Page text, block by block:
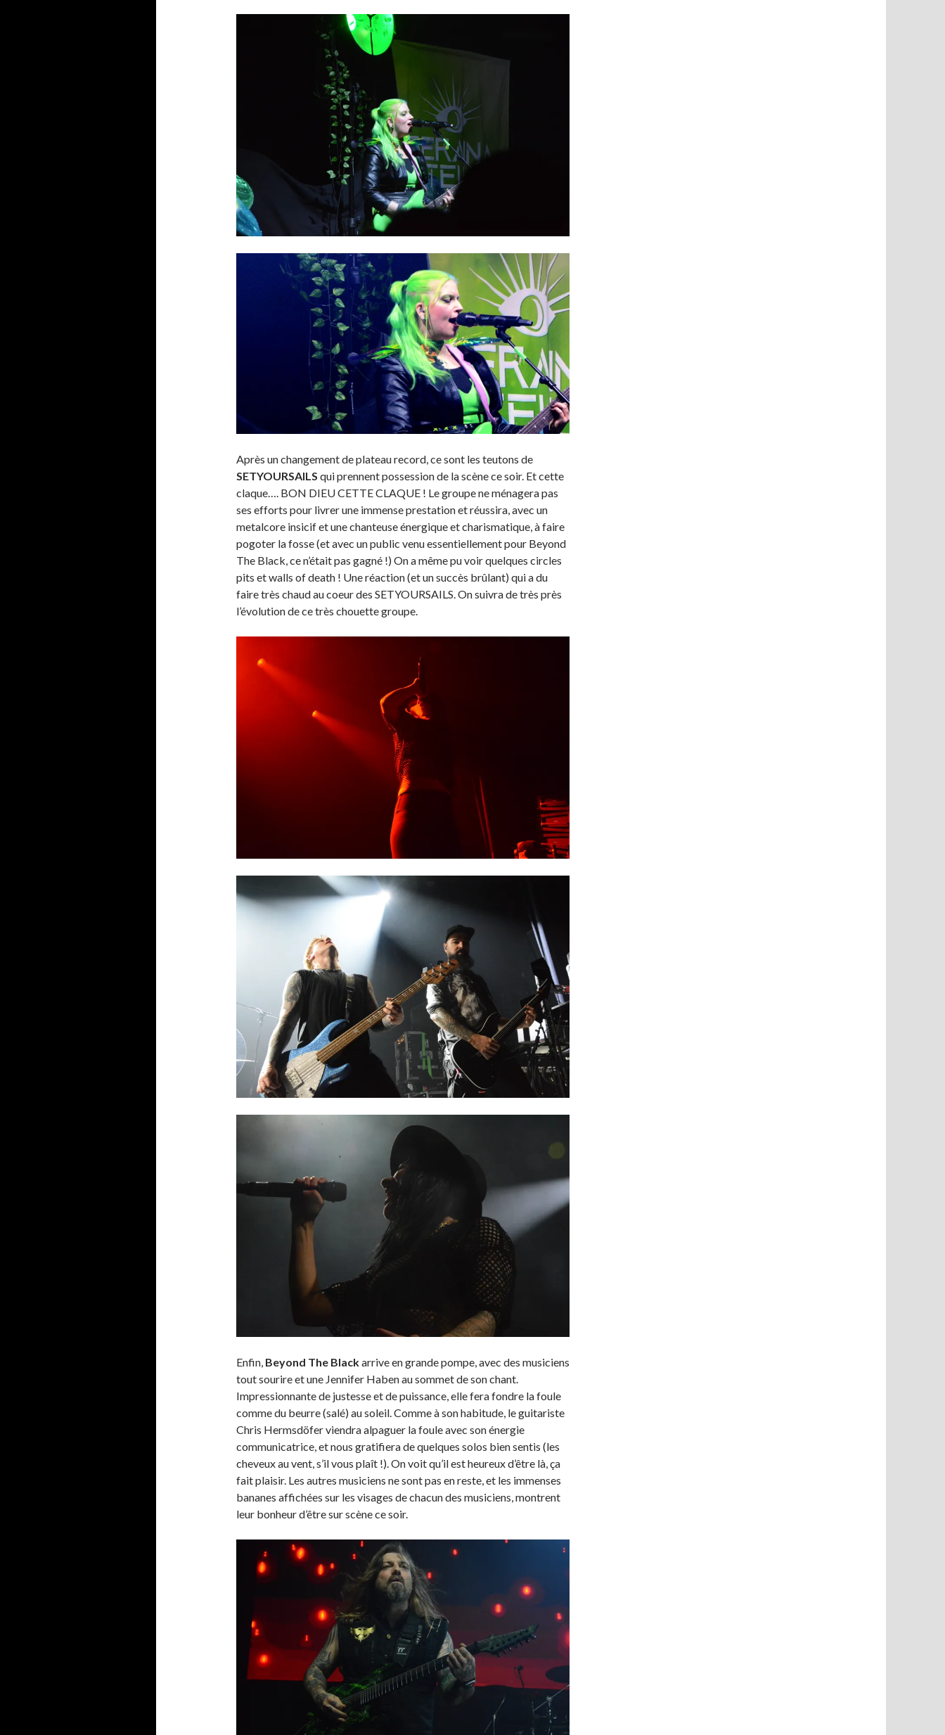
Après un changement de plateau record, ce sont les teutons de
SETYOURSAILS qui prennent possession de la scène ce soir. Et cette
claque…. BON DIEU CETTE CLAQUE ! Le groupe ne ménagera pas
ses efforts pour livrer une immense prestation et réussira, avec un
metalcore insicif et une chanteuse énergique et charismatique, à faire
pogoter la fosse (et avec un public venu essentiellement pour Beyond
The Black, ce n’était pas gagné !) On a même pu voir quelques circles
pits et walls of death ! Une réaction (et un succès brûlant) qui a du
faire très chaud au coeur des SETYOURSAILS. On suivra de très près
l’évolution de ce très chouette groupe.
Enfin, Beyond The Blackarrive en grande pompe, avec des musiciens
tout sourire et une Jennifer Haben au sommet de son chant.
Impressionnante de justesse et de puissance, elle fera fondre la foule
comme du beurre (salé) au soleil. Comme à son habitude, le guitariste
Chris Hermsdöfer viendra alpaguer la foule avec son énergie
communicatrice, et nous gratifiera de quelques solos bien sentis (les
cheveux au vent, s’il vous plaît !). On voit qu’il est heureux d’être là, ça
fait plaisir. Les autres musiciens ne sont pas en reste, et les immenses
bananes affichées sur les visages de chacun des musiciens, montrent
leur bonheur d’être sur scène ce soir.